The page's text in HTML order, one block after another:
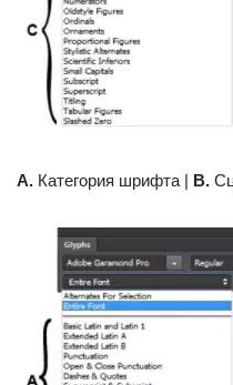
A. Категория шрифта | B.